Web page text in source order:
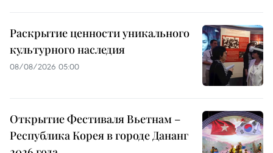
Раскрытие ценности уникального
культурного наследия
08/08/2026 05:00
Открытие Фестиваля Вьетнам –
Республика Корея в городе Дананг